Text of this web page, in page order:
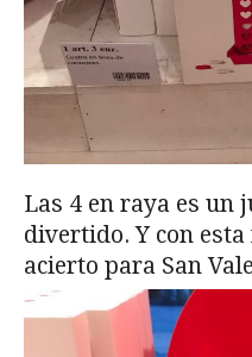
Las 4 en raya es un
divertido. Y con
acierto para San